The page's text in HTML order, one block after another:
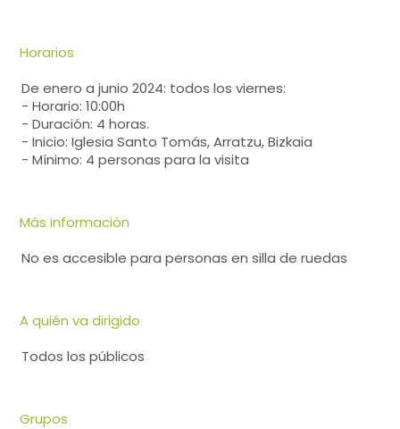
Horarios
De enero a junio 2024: todos los viernes:
- Horario: 10:00h
- Duración: 4 horas.
- Inicio: Iglesia Santo Tomás, Arratzu, Bizkaia
- Mínimo: 4 personas para la visita
Más información
No es accesible para personas en silla de ruedas
A quién va dirigido
Todos los públicos
Grupos